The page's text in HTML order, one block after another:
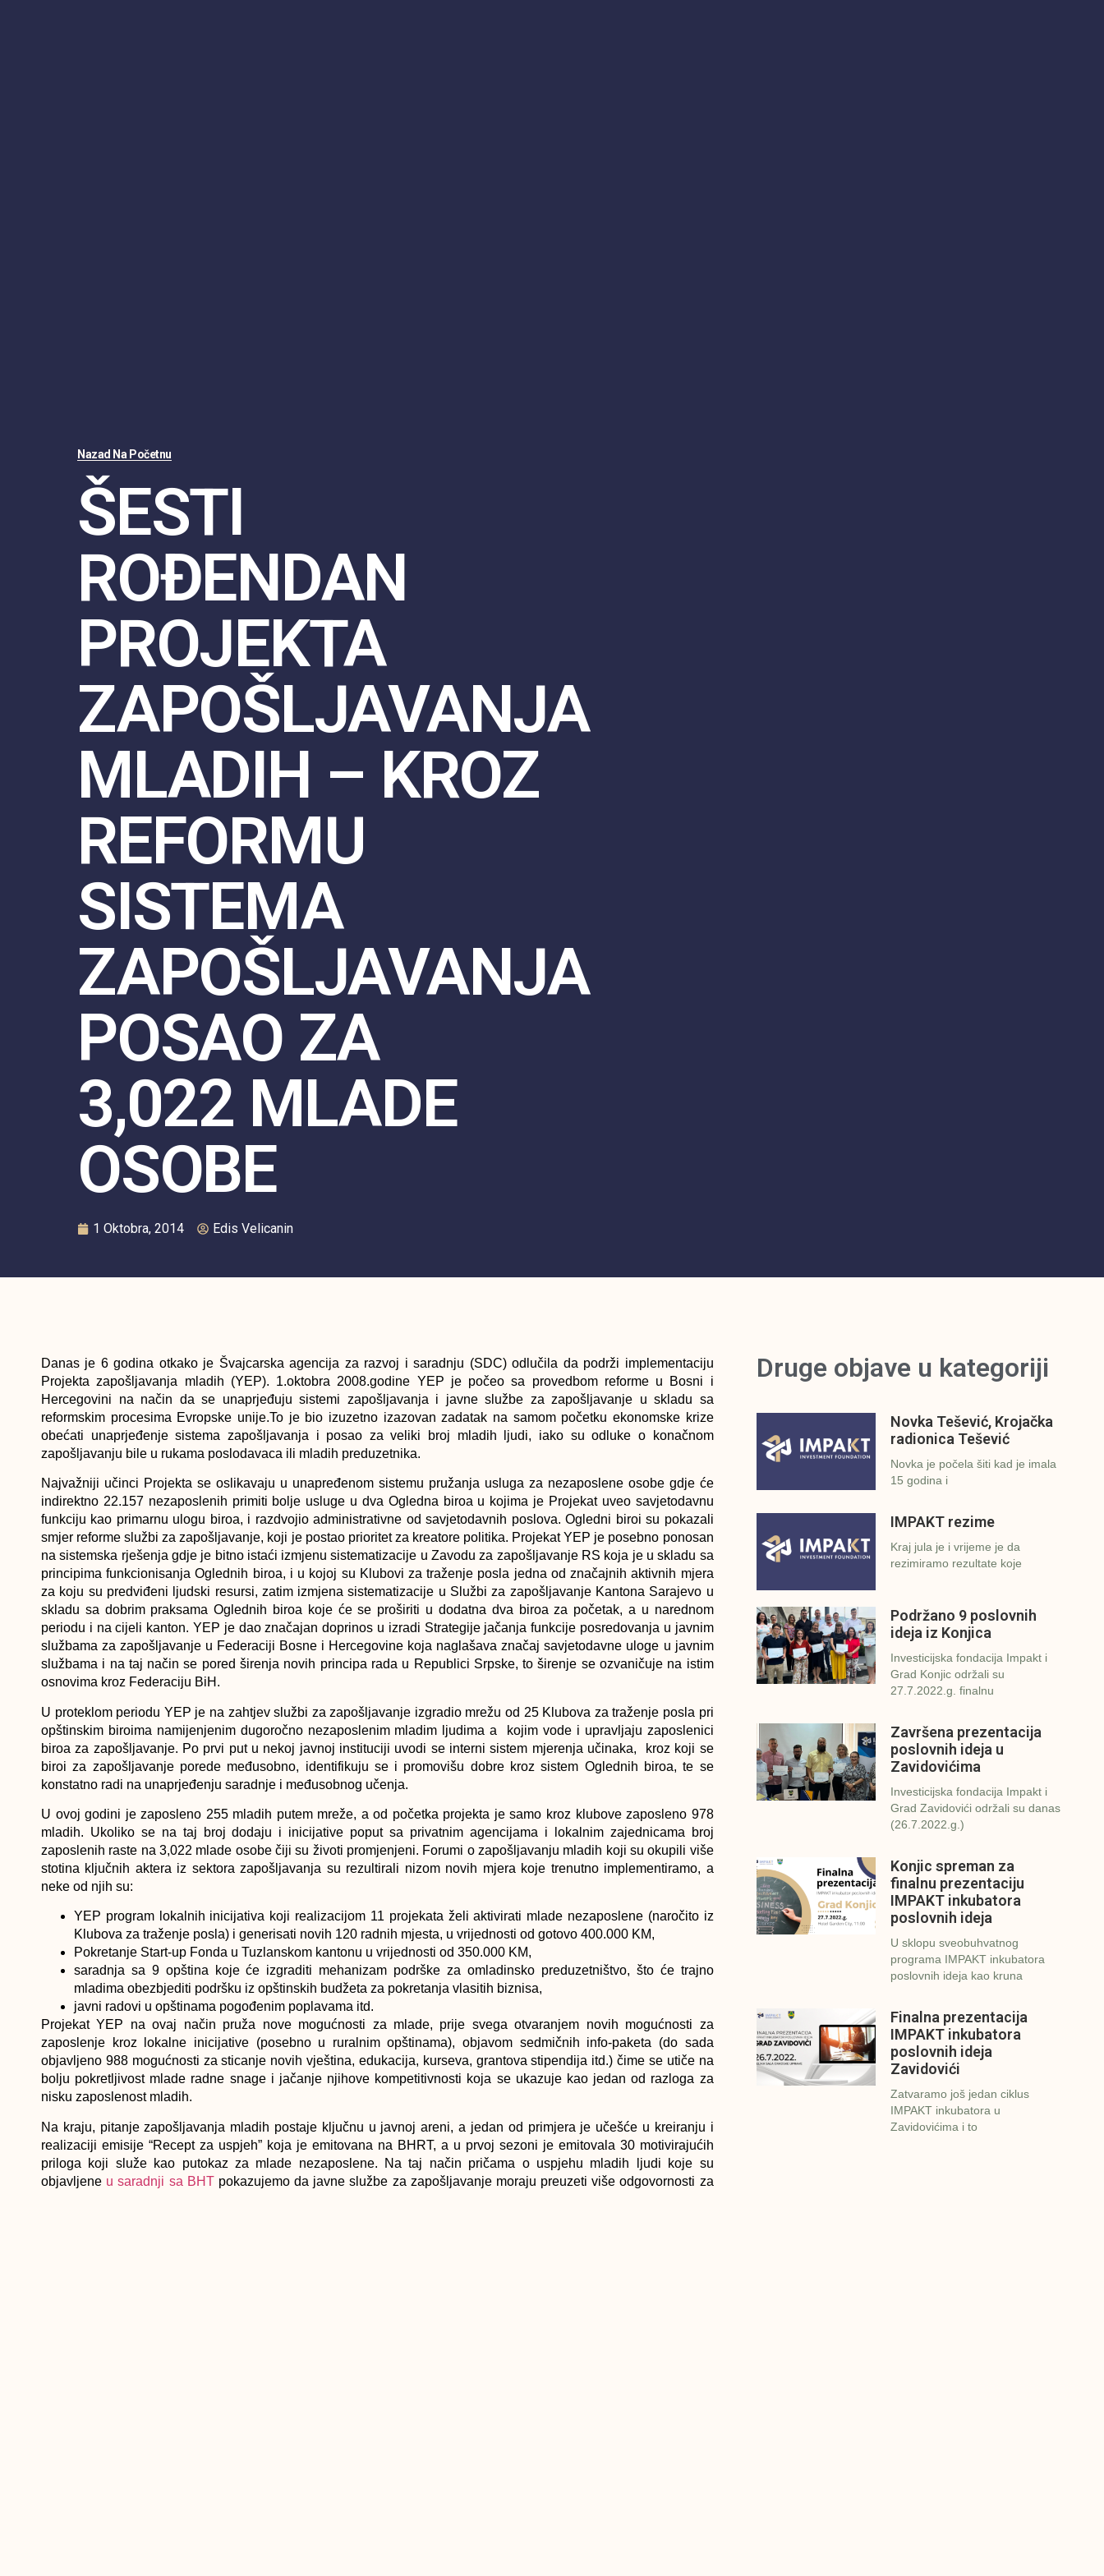
Nazad Na Početnu
ŠESTI
ROĐENDAN
PROJEKTA
ZAPOŠLJAVANJA
MLADIH – KROZ
REFORMU
SISTEMA
ZAPOŠLJAVANJA
POSAO ZA
3,022 MLADE
OSOBE
1 Oktobra, 2014 Edis Velicanin
Danas je 6 godina otkako je Švajcarska agencija za razvoj i saradnju (SDC) odlučila da podrži implementaciju
Projekta zapošljavanja mladih (YEP). 1.oktobra 2008.godine YEP je počeo sa provedbom reforme u Bosni i
Hercegovini na način da se unaprjeđuju sistemi zapošljavanja i javne službe za zapošljavanje u skladu sa
reformskim procesima Evropske unije.To je bio izuzetno izazovan zadatak na samom početku ekonomske krize
obećati unaprjeđenje sistema zapošljavanja i posao za veliki broj mladih ljudi, iako su odluke o konačnom
zapošljavanju bile u rukama poslodavaca ili mladih preduzetnika.
Najvažniji učinci Projekta se oslikavaju u unapređenom sistemu pružanja usluga za nezaposlene osobe gdje će
indirektno 22.157 nezaposlenih primiti bolje usluge u dva Ogledna biroa u kojima je Projekat uveo savjetodavnu
funkciju kao primarnu ulogu biroa, i razdvojio administrativne od savjetodavnih poslova. Ogledni biroi su pokazali
smjer reforme službi za zapošljavanje, koji je postao prioritet za kreatore politika. Projekat YEP je posebno ponosan
na sistemska rješenja gdje je bitno istaći izmjenu sistematizacije u Zavodu za zapošljavanje RS koja je u skladu sa
principima funkcionisanja Oglednih biroa, i u kojoj su Klubovi za traženje posla jedna od značajnih aktivnih mjera
za koju su predviđeni ljudski resursi, zatim izmjena sistematizacije u Službi za zapošljavanje Kantona Sarajevo u
skladu sa dobrim praksama Oglednih biroa koje će se proširiti u dodatna dva biroa za početak, a u narednom
periodu i na cijeli kanton. YEP je dao značajan doprinos u izradi Strategije jačanja funkcije posredovanja u javnim
službama za zapošljavanje u Federaciji Bosne i Hercegovine koja naglašava značaj savjetodavne uloge u javnim
službama i na taj način se pored širenja novih principa rada u Republici Srpske, to širenje se ozvaničuje na istim
osnovima kroz Federaciju BiH.
U proteklom periodu YEP je na zahtjev službi za zapošljavanje izgradio mrežu od 25 Klubova za traženje posla pri
opštinskim biroima namijenjenim dugoročno nezaposlenim mladim ljudima a kojim vode i upravljaju zaposlenici
biroa za zapošljavanje. Po prvi put u nekoj javnoj instituciji uvodi se interni sistem mjerenja učinaka, kroz koji se
biroi za zapošljavanje porede međusobno, identifikuju se i promovišu dobre kroz sistem Oglednih biroa, te se
konstatno radi na unaprjeđenju saradnje i međusobnog učenja.
U ovoj godini je zaposleno 255 mladih putem mreže, a od početka projekta je samo kroz klubove zaposleno 978
mladih. Ukoliko se na taj broj dodaju i inicijative poput sa privatnim agencijama i lokalnim zajednicama broj
zaposlenih raste na 3,022 mlade osobe čiji su životi promjenjeni. Forumi o zapošljavanju mladih koji su okupili više
stotina ključnih aktera iz sektora zapošljavanja su rezultirali nizom novih mjera koje trenutno implementiramo, a
neke od njih su:
YEP program lokalnih inicijativa koji realizacijom 11 projekata želi aktivirati mlade nezaposlene (naročito iz
Klubova za traženje posla) i generisati novih 120 radnih mjesta, u vrijednosti od gotovo 400.000 KM,
Pokretanje Start-up Fonda u Tuzlanskom kantonu u vrijednosti od 350.000 KM,
saradnja sa 9 opština koje će izgraditi mehanizam podrške za omladinsko preduzetništvo, što će trajno
mladima obezbjediti podršku iz opštinskih budžeta za pokretanja vlasitih biznisa,
javni radovi u opštinama pogođenim poplavama itd.
Projekat YEP na ovaj način pruža nove mogućnosti za mlade, prije svega otvaranjem novih mogućnosti za
zaposlenje kroz lokalne inicijative (posebno u ruralnim opštinama), objavom sedmičnih info-paketa (do sada
objavljeno 988 mogućnosti za sticanje novih vještina, edukacija, kurseva, grantova stipendija itd.) čime se utiče na
bolju pokretljivost mlade radne snage i jačanje njihove kompetitivnosti koja se ukazuje kao jedan od razloga za
nisku zaposlenost mladih.
Na kraju, pitanje zapošljavanja mladih postaje ključnu u javnoj areni, a jedan od primjera je učešće u kreiranju i
realizaciji emisije “Recept za uspjeh” koja je emitovana na BHRT, a u prvoj sezoni je emitovala 30 motivirajućih
priloga koji služe kao putokaz za mlade nezaposlene. Na taj način pričama o uspjehu mladih ljudi koje su
objavljene u saradnji sa BHT pokazujemo da javne službe za zapošljavanje moraju preuzeti više odgovornosti za
Druge objave u kategoriji
Novka Tešević, Krojačka
radionica Tešević
Novka je počela šiti kad je imala
15 godina i
IMPAKT rezime
Kraj jula je i vrijeme je da
rezimiramo rezultate koje
Podržano 9 poslovnih
ideja iz Konjica
Investicijska fondacija Impakt i
Grad Konjic održali su
27.7.2022.g. finalnu
Završena prezentacija
poslovnih ideja u
Zavidovićima
Investicijska fondacija Impakt i
Grad Zavidovići održali su danas
(26.7.2022.g.)
Konjic spreman za
finalnu prezentaciju
IMPAKT inkubatora
poslovnih ideja
U sklopu sveobuhvatnog
programa IMPAKT inkubatora
poslovnih ideja kao kruna
Finalna prezentacija
IMPAKT inkubatora
poslovnih ideja
Zavidovići
Zatvaramo još jedan ciklus
IMPAKT inkubatora u
Zavidovićima i to